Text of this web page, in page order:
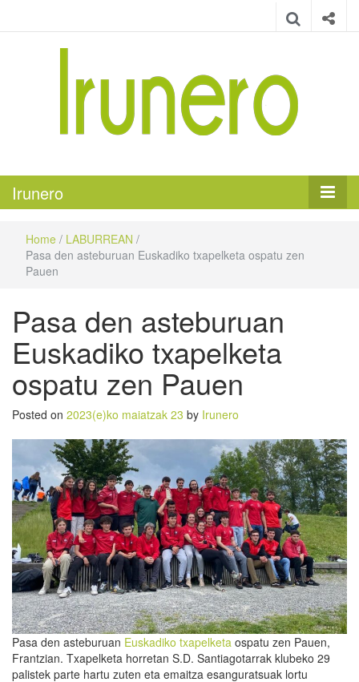
Irunero
Home / LABURREAN /
Pasa den asteburuan Euskadiko txapelketa ospatu zen
Pauen
Pasa den asteburuan
Euskadiko txapelketa
ospatu zen Pauen
Posted on 2023(e)ko maiatzak 23 by Irunero
Pasa den asteburuan Euskadiko txapelketa ospatu zen Pauen,
Frantzian. Txapelketa horretan S.D. Santiagotarrak klubeko 29
palistek parte hartu zuten eta emaitza esanguratsuak lortu